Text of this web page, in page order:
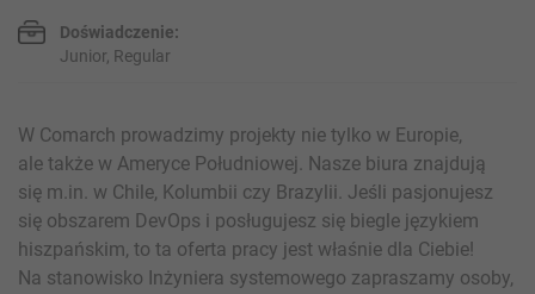
Doświadczenie:
Junior, Regular
W Comarch prowadzimy projekty nie tylko w Europie,
ale także w Ameryce Południowej. Nasze biura znajdują
się m.in. w Chile, Kolumbii czy Brazylii. Jeśli pasjonujesz
się obszarem DevOps i posługujesz się biegle językiem
hiszpańskim, to ta oferta pracy jest właśnie dla Ciebie!
Na stanowisko Inżyniera systemowego zapraszamy osoby,